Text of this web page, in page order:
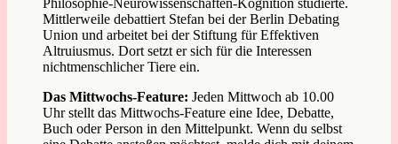
Philosophie-Neurowissenschaften-Kognition studierte.
Mittlerweile debattiert Stefan bei der Berlin Debating
Union und arbeitet bei der Stiftung für Effektiven
Altruiusmus. Dort setzt er sich für die Interessen
nichtmenschlicher Tiere ein.
Das Mittwochs-Feature: Jeden Mittwoch ab 10.00
Uhr stellt das Mittwochs-Feature eine Idee, Debatte,
Buch oder Person in den Mittelpunkt. Wenn du selbst